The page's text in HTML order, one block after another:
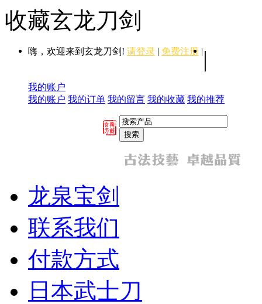
收藏玄龙刀剑
嗨，欢迎来到玄龙刀剑! 请登录 | 免费注册 | |
我的账户
我的账户 我的订单 我的留言 我的收藏 我的推荐
龙泉宝剑
联系我们
付款方式
日本武士刀